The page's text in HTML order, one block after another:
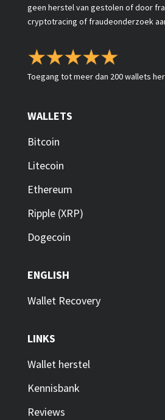
geen herstel van gestolen of door
cryptotracing of fraudeonderzoek
Toegang tot meer dan 200 wallets
WALLETS
Bitcoin
Litecoin
Ethereum
Ripple (XRP)
Dogecoin
ENGLISH
Wallet Recovery
LINKS
Wallet herstel
Kennisbank
Reviews